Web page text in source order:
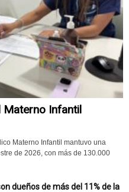
Materno Infantil
Materno Infantil mantuvo una
de 2026, con más de 130.000
dueños de más del 11% de la